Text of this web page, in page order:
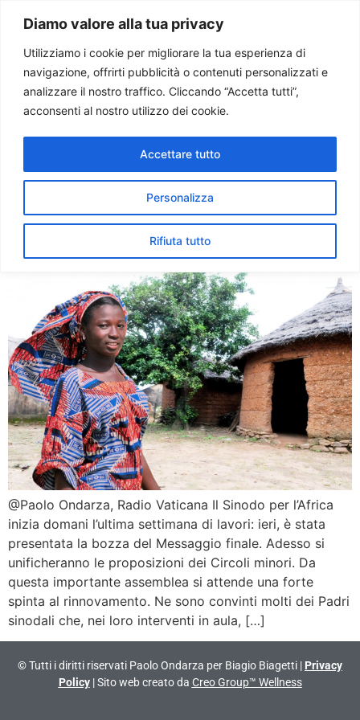
Diamo valore alla tua privacy
Utilizziamo i cookie per migliorare la tua esperienza di
navigazione, offrirti pubblicità o contenuti personalizzati e
analizzare il nostro traffico. Cliccando “Accetta tutti”,
acconsenti al nostro utilizzo dei cookie.
Personalizza
Rifiuta tutto
Accettare tutto
Paolo Ondarza
Tag:tradizioni
africane
Sinodo Africa: una spinta
allo sviluppo nel solco della
tradizione africana
@Paolo Ondarza, Radio Vaticana Il Sinodo per l’Africa
inizia domani l’ultima settimana di lavori: ieri, è stata
presentata la bozza del Messaggio finale. Adesso si
unificheranno le proposizioni dei Circoli minori. Da
questa importante assemblea si attende una forte
spinta al rinnovamento. Ne sono convinti molti dei Padri
sinodali che, nei loro interventi in aula, […]
© Tutti i diritti riservati Paolo Ondarza per Biagio Biagetti | Privacy
Policy| Sito web creato da Creo Group™ Wellness